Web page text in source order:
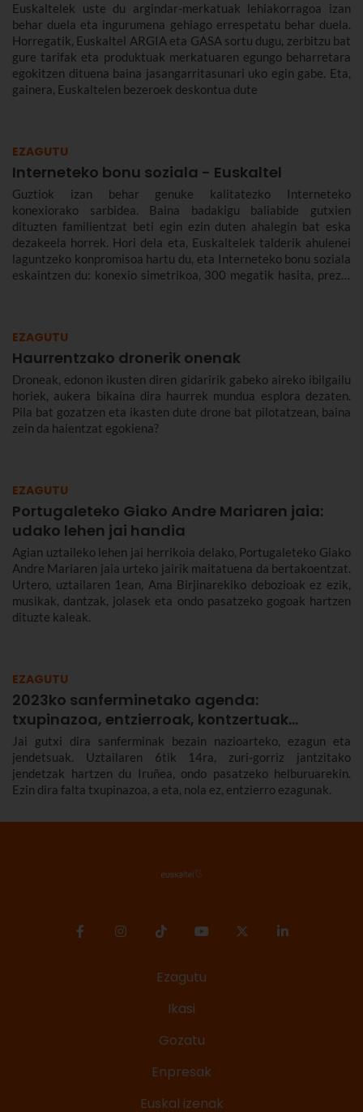
Euskaltelek uste du argindar-merkatuak lehiakorragoa izan
behar duela eta ingurumena gehiago errespetatu behar duela.
Horregatik, Euskaltel ARGIA eta GASA sortu dugu, zerbitzu bat
gure tarifak eta produktuak merkatuaren egungo beharretara
egokitzen dituena baina jasangarritasunari uko egin gabe. Eta,
gainera, Euskaltelen bezeroek deskontua dute
EZAGUTU
Interneteko bonu soziala - Euskaltel
Guztiok izan behar genuke kalitatezko Interneteko
konexiorako sarbidea. Baina badakigu baliabide gutxien
dituzten familientzat beti egin ezin duten ahalegin bat eska
dezakeela horrek. Hori dela eta, Euskaltelek talderik ahulenei
laguntzeko konpromisoa hartu du, eta Interneteko bonu soziala
eskaintzen du: konexio simetrikoa, 300 megatik hasita, prezio
EZAGUTU
Haurrentzako dronerik onenak
Droneak, edonon ikusten diren gidaririk gabeko aireko ibilgailu
horiek, aukera bikaina dira haurrek mundua esplora dezaten.
Pila bat gozatzen eta ikasten dute drone bat pilotatzean, baina
zein da haientzat egokiena?
EZAGUTU
Portugaleteko Giako Andre Mariaren jaia:
udako lehen jai handia
Agian uztaileko lehen jai herrikoia delako, Portugaleteko Giako
Andre Mariaren jaia urteko jairik maitatuena da bertakoentzat.
Urtero, uztailaren 1ean, Ama Birjinarekiko debozioak ez ezik,
musikak, dantzak, jolasek eta ondo pasatzeko gogoak hartzen
dituzte kaleak.
EZAGUTU
2023ko sanferminetako agenda:
txupinazoa, entzierroak, kontzertuak…
Jai gutxi dira sanferminak bezain nazioarteko, ezagun eta
jendetsuak. Uztailaren 6tik 14ra, zuri-gorriz jantzitako
jendetzak hartzen du Iruñea, ondo pasatzeko helburuarekin.
Ezin dira falta txupinazoa, a eta, nola ez, entzierro ezagunak.
Ezagutu
Ikasi
Gozatu
Enpresak
Euskal izenak